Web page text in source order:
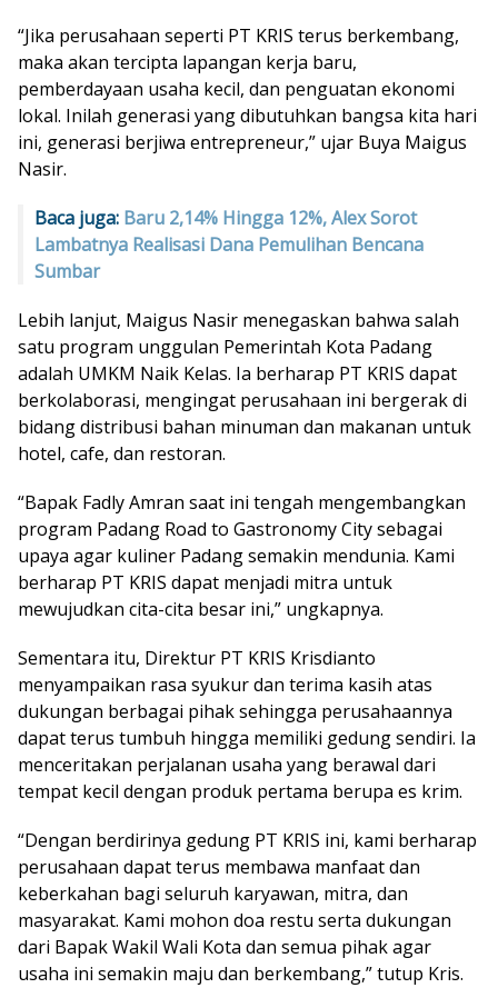
“Jika perusahaan seperti PT KRIS terus berkembang,
maka akan tercipta lapangan kerja baru,
pemberdayaan usaha kecil, dan penguatan ekonomi
lokal. Inilah generasi yang dibutuhkan bangsa kita hari
ini, generasi berjiwa entrepreneur,” ujar Buya Maigus
Nasir.
Baca juga: Baru 2,14% Hingga 12%, Alex Sorot
Lambatnya Realisasi Dana Pemulihan Bencana
Sumbar
Lebih lanjut, Maigus Nasir menegaskan bahwa salah
satu program unggulan Pemerintah Kota Padang
adalah UMKM Naik Kelas. Ia berharap PT KRIS dapat
berkolaborasi, mengingat perusahaan ini bergerak di
bidang distribusi bahan minuman dan makanan untuk
hotel, cafe, dan restoran.
“Bapak Fadly Amran saat ini tengah mengembangkan
program Padang Road to Gastronomy City sebagai
upaya agar kuliner Padang semakin mendunia. Kami
berharap PT KRIS dapat menjadi mitra untuk
mewujudkan cita-cita besar ini,” ungkapnya.
Sementara itu, Direktur PT KRIS Krisdianto
menyampaikan rasa syukur dan terima kasih atas
dukungan berbagai pihak sehingga perusahaannya
dapat terus tumbuh hingga memiliki gedung sendiri. Ia
menceritakan perjalanan usaha yang berawal dari
tempat kecil dengan produk pertama berupa es krim.
“Dengan berdirinya gedung PT KRIS ini, kami berharap
perusahaan dapat terus membawa manfaat dan
keberkahan bagi seluruh karyawan, mitra, dan
masyarakat. Kami mohon doa restu serta dukungan
dari Bapak Wakil Wali Kota dan semua pihak agar
usaha ini semakin maju dan berkembang,” tutup Kris.